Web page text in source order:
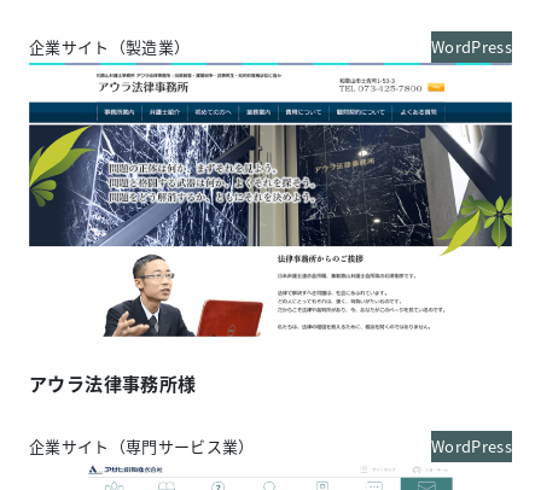
企業サイト（製造業） WordPress
アウラ法律事務所様
企業サイト（専門サービス業） WordPress